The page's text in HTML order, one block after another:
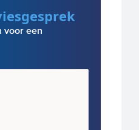
voor een